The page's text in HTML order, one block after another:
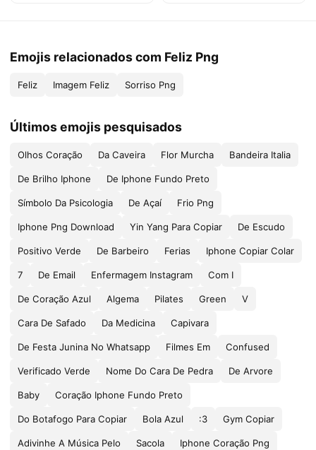
Emojis relacionados com Feliz Png
Feliz Imagem Feliz Sorriso Png
Últimos emojis pesquisados
Olhos Coração Da Caveira Flor Murcha Bandeira Italia
De Brilho Iphone De Iphone Fundo Preto
Símbolo Da Psicologia De Açaí Frio Png
Iphone Png Download Yin Yang Para Copiar De Escudo
Positivo Verde De Barbeiro Ferias Iphone Copiar Colar
7 De Email Enfermagem Instagram Com I
De Coração Azul Algema Pilates Green V
Cara De Safado Da Medicina Capivara
De Festa Junina No Whatsapp Filmes Em Confused
Verificado Verde Nome Do Cara De Pedra De Arvore
Baby Coração Iphone Fundo Preto
Do Botafogo Para Copiar Bola Azul :3 Gym Copiar
Adivinhe A Música Pelo Sacola Iphone Coração Png